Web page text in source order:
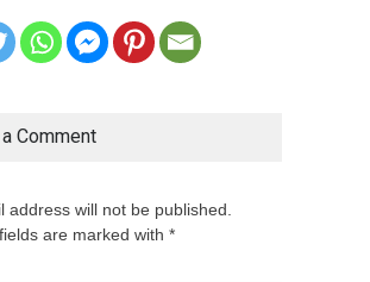
Comment
address will not be published.
are marked with *